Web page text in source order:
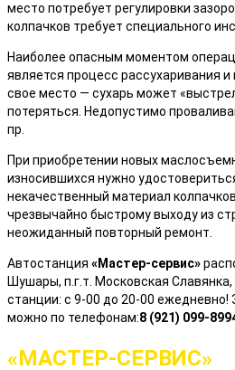
место потребует регулировки
колпачков требует специального
Наиболее опасным моментом
является процесс рассухаривания
свое место — сухарь может
потеряться. Недопустимо
пр.
При приобретении новых
износившихся нужно
некачественный материал
чрезвычайно быстрому выходу из
неожиданный повторный ремонт.
Автостанция «Мастер-сервис»
Шушары, п.г.т. Московская
станции: с 9-00 до 20-00 ежедневно!
можно по телефонам:8 (921) 099-
«МАСТЕР-СЕРВИС»